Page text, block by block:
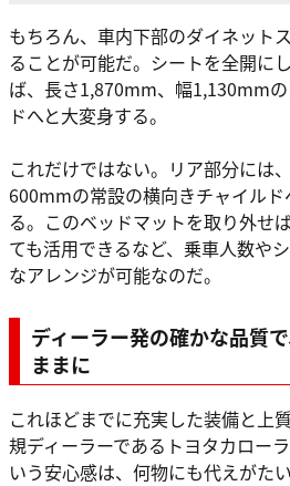
もちろん、車内下部のダイネット
ることが可能だ。シートを全開に
ば、長さ1,870mm、幅1,130mm
ドへと大変身する。
これだけではない。リア部分には
600mmの常設の横向きチャイル
る。このベッドマットを取り外せ
ても活用できるなど、乗車人数や
なアレンジが可能なのだ。
ディーラー発の確かな品質
ままに
これほどまでに充実した装備と上
規ディーラーであるトヨタカロー
いう安心感は、何物にも代えがた